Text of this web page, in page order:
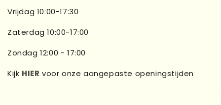
Vrijdag 10:00-17:30
Zaterdag 10:00-17:00
Zondag 12:00 - 17:00
Kijk HIER voor onze aangepaste openingstijden